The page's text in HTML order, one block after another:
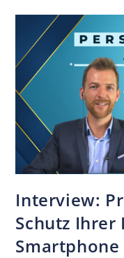
Interview:
Schutz Ihrer